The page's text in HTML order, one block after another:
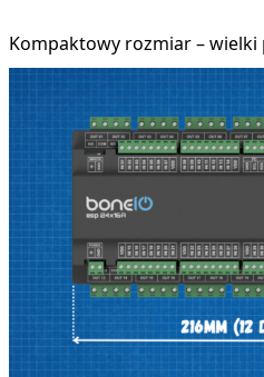
Kompaktowy rozmiar – wielki